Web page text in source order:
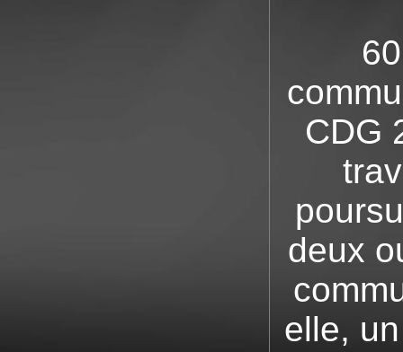
CDG
deux
elle,